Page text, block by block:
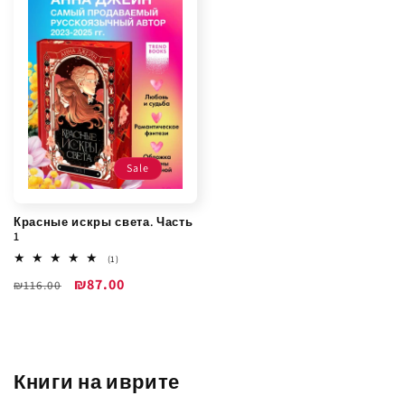
Sale
Красные искры света. Часть
1
(1)1
отзывов
Обычная
₪116.00
Цена
₪87.00
Книги на иврите